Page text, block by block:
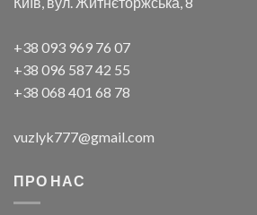
+38 093 969 76 07
+38 096 587 42 55
+38 068 401 68 78
vuzlyk777@gmail.com
ПРО НАС